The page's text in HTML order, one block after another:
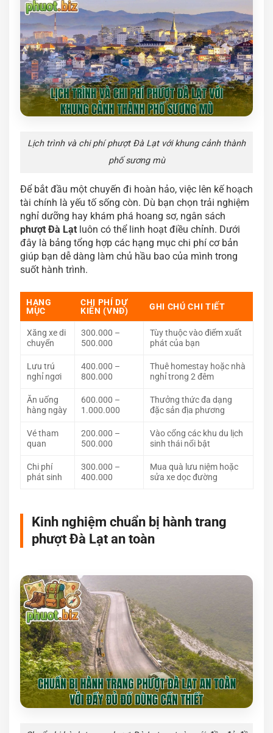
Lịch trình và chi phí phượt Đà Lạt với khung cảnh thành
phố sương mù
Để bắt đầu một chuyến đi hoàn hảo, việc lên kế hoạch
tài chính là yếu tố sống còn. Dù bạn chọn trải nghiệm
nghỉ dưỡng hay khám phá hoang sơ, ngân sách
phượt Đà Lạt luôn có thể linh hoạt điều chỉnh. Dưới
đây là bảng tổng hợp các hạng mục chi phí cơ bản
giúp bạn dễ dàng làm chủ hầu bao của mình trong
suốt hành trình.
HẠNG
MỤC
CHI PHÍ DỰ
KIẾN (VNĐ)
GHI CHÚ CHI TIẾT
Xăng xe di
chuyển
300.000 –
500.000
Tùy thuộc vào điểm xuất
phát của bạn
Lưu trú
nghỉ ngơi
400.000 –
800.000
Thuê homestay hoặc nhà
nghỉ trong 2 đêm
Ăn uống
hàng ngày
600.000 –
1.000.000
Thưởng thức đa dạng
đặc sản địa phương
Vé tham
quan
200.000 –
500.000
Vào cổng các khu du lịch
sinh thái nổi bật
Chi phí
phát sinh
300.000 –
400.000
Mua quà lưu niệm hoặc
sửa xe dọc đường
Kinh nghiệm chuẩn bị hành trang
phượt Đà Lạt an toàn